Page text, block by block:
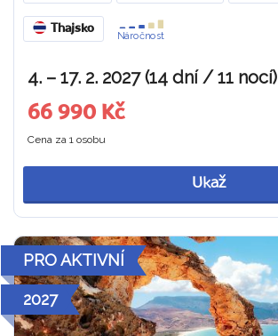
Thajsko
Náročnost
4. – 17. 2. 2027 (14 dní / 11 nocí)
66 990 Kč
Cena za 1 osobu
Ukaž
PRO AKTIVNÍ
2027